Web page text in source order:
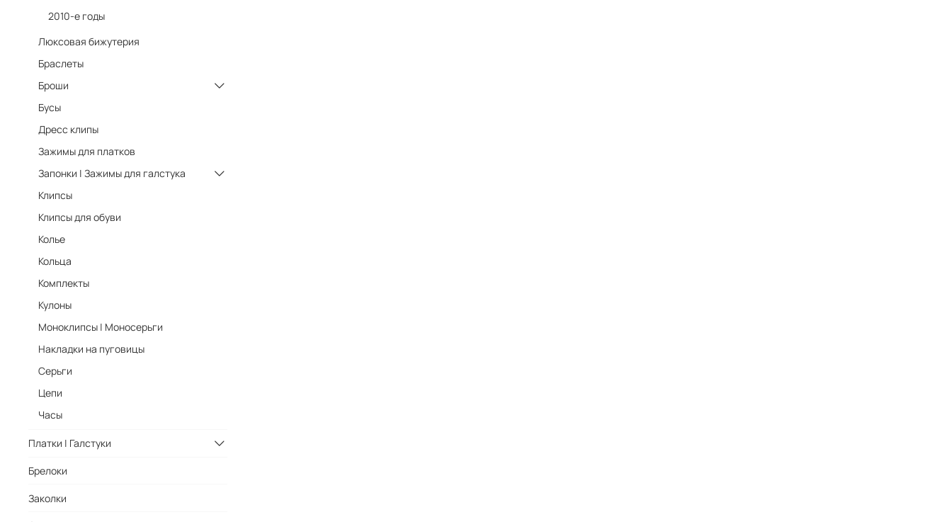
2010-е годы
Люксовая бижутерия
Браслеты
Броши
Бусы
Дресс клипы
Зажимы для платков
Запонки | Зажимы для галстука
Клипсы
Клипсы для обуви
Колье
Кольца
Комплекты
Кулоны
Моноклипсы | Моносерьги
Накладки на пуговицы
Серьги
Цепи
Часы
Платки | Галстуки
Брелоки
Заколки